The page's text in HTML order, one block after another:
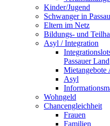
Kinder/Jugend
Schwanger in Passau
Eltern im Netz
Bildungs- und
Asyl / Integration
Passauer Land
Mietangebote
Asyl
Wohngeld
Chancengleichheit
Frauen
Familien